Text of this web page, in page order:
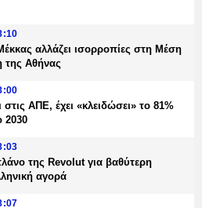
αλλάζει ισορροπίες στη Μέση
της Αθήνας
ΑΠΕ, έχει «κλειδώσει» το 81%
2030
της Revolut για βαθύτερη
αγορά